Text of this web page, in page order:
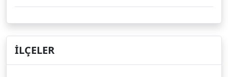
İLÇELER